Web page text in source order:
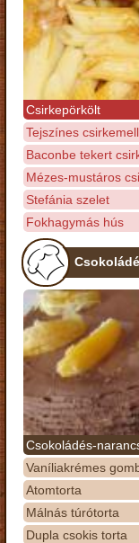
Csirkepörkölt
Tejszínes
Baconbe tekert
Mézes-mustáros
Stefánia szelet
Fokhagymás hús
Csokoládés-
Vaníliakrémes
Atomtorta
Málnás túrótorta
Dupla csokis torta